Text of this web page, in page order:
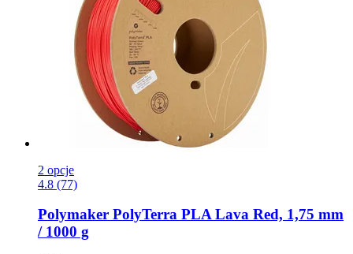
2 opcje
4.8 (77)
Polymaker PolyTerra PLA Lava Red, 1,75 mm
/ 1000 g